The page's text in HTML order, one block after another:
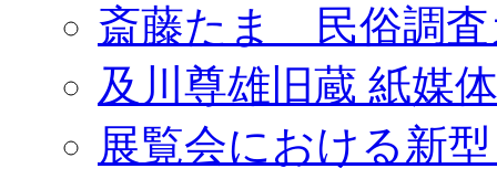
斎藤たま 民俗調査
及川尊雄旧蔵 紙媒
展覧会における新